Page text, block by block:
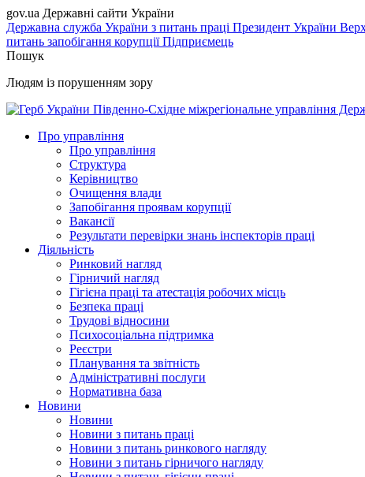
gov.ua Державні сайти України
Державна служба України з питань праці Президент України
питань запобігання корупціїПідприємець
Пошук
Людям із порушенням зору
Південно-Східне міжрегіональне управління
Про управління
Про управління
Структура
Керівництво
Очищення влади
Запобігання проявам корупції
Вакансії
Результати перевірки знань інспекторів праці
Діяльність
Ринковий нагляд
Гірничий нагляд
Гігієна праці та атестація робочих місць
Безпека праці
Трудові відносини
Психосоціальна підтримка
Реєстри
Планування та звітність
Адміністративні послуги
Нормативна база
Новини
Новини
Новини з питань праці
Новини з питань ринкового нагляду
Новини з питань гірничого нагляду